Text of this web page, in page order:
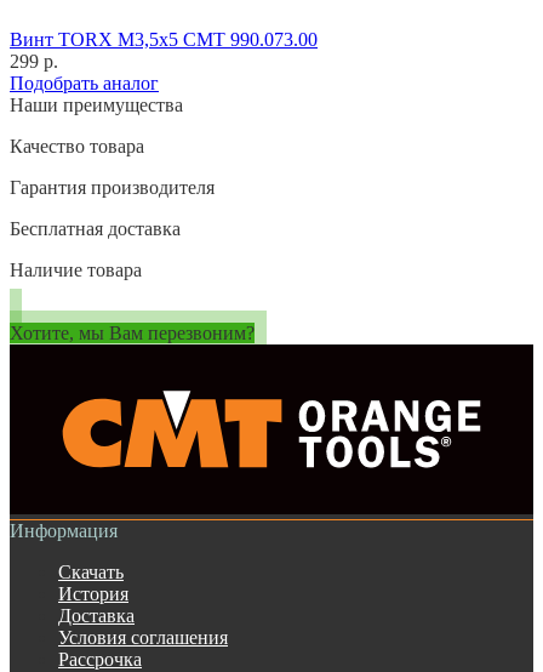
Винт TORX M3,5x5 CMT 990.073.00
299 р.
Подобрать аналог
Наши преимущества
Качество товара
Гарантия производителя
Бесплатная доставка
Наличие товара
Хотите, мы Вам перезвоним?
Информация
Скачать
История
Доставка
Условия соглашения
Рассрочка